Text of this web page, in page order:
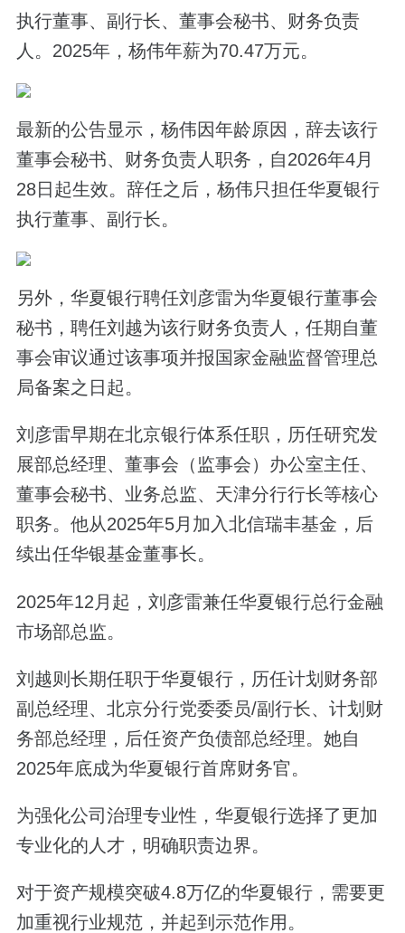
执行董事、副行长、董事会秘书、财务负责
人。2025年，杨伟年薪为70.47万元。
最新的公告显示，杨伟因年龄原因，辞去该行
董事会秘书、财务负责人职务，自2026年4月
28日起生效。辞任之后，杨伟只担任华夏银行
执行董事、副行长。
另外，华夏银行聘任刘彦雷为华夏银行董事会
秘书，聘任刘越为该行财务负责人，任期自董
事会审议通过该事项并报国家金融监督管理总
局备案之日起。
刘彦雷早期在北京银行体系任职，历任研究发
展部总经理、董事会（监事会）办公室主任、
董事会秘书、业务总监、天津分行行长等核心
职务。他从2025年5月加入北信瑞丰基金，后
续出任华银基金董事长。
2025年12月起，刘彦雷兼任华夏银行总行金融
市场部总监。
刘越则长期任职于华夏银行，历任计划财务部
副总经理、北京分行党委委员/副行长、计划财
务部总经理，后任资产负债部总经理。她自
2025年底成为华夏银行首席财务官。
为强化公司治理专业性，华夏银行选择了更加
专业化的人才，明确职责边界。
对于资产规模突破4.8万亿的华夏银行，需要更
加重视行业规范，并起到示范作用。